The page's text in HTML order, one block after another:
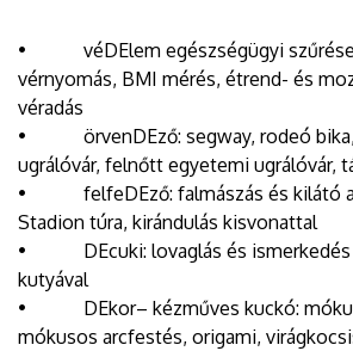
• véDElem egészségügyi
vérnyomás, BMI mérés, étrend- és
véradás
• örvenDEző: segway, rodeó bika,
ugrálóvár, felnőtt egyetemi ugrálóvár,
• felfeDEző: falmászás és kilátó a
Stadion túra, kirándulás kisvonattal
• DEcuki: lovaglás és ismerkedés
kutyával
• DEkor– kézműves kuckó:
mókusos arcfestés, origami,